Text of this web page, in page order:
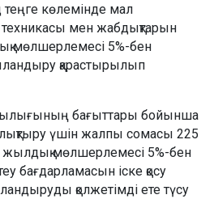
көлемінде мал
мен жабдықтарын
мөлшерлемесі 5%-бен
қарастырылып
бағыттары бойынша
үшін жалпы сомасы 225
жылдық мөлшерлемесі 5%-бен
бағдарламасын іске қосу
қолжетімді ете түсу